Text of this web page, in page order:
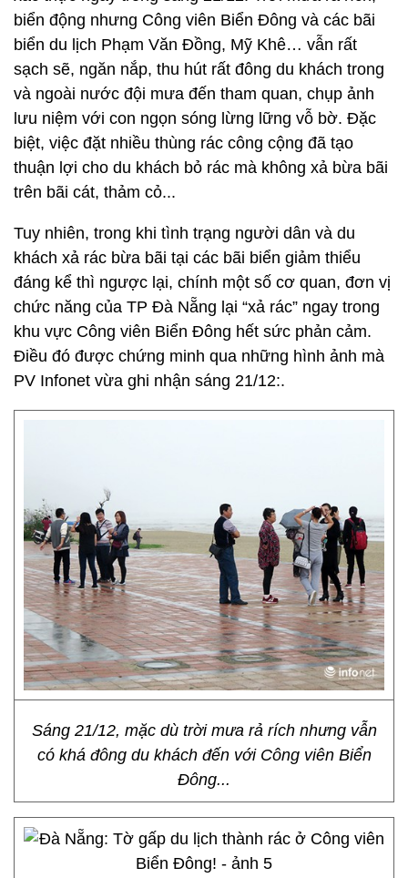
biển động nhưng Công viên Biển Đông và các bãi
biển du lịch Phạm Văn Đồng, Mỹ Khê… vẫn rất
sạch sẽ, ngăn nắp, thu hút rất đông du khách trong
và ngoài nước đội mưa đến tham quan, chụp ảnh
lưu niệm với con ngọn sóng lừng lững vỗ bờ. Đặc
biệt, việc đặt nhiều thùng rác công cộng đã tạo
thuận lợi cho du khách bỏ rác mà không xả bừa bãi
trên bãi cát, thảm cỏ...
Tuy nhiên, trong khi tình trạng người dân và du
khách xả rác bừa bãi tại các bãi biển giảm thiểu
đáng kể thì ngược lại, chính một số cơ quan, đơn vị
chức năng của TP Đà Nẵng lại “xả rác” ngay trong
khu vực Công viên Biển Đông hết sức phản cảm.
Điều đó được chứng minh qua những hình ảnh mà
PV Infonet vừa ghi nhận sáng 21/12:.
Sáng 21/12, mặc dù trời mưa rả rích nhưng vẫn
có khá đông du khách đến với Công viên Biển
Đông...